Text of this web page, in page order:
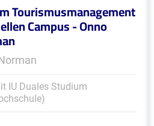
Tourismusmanagement
Campus - Onno
IU Duales Studium